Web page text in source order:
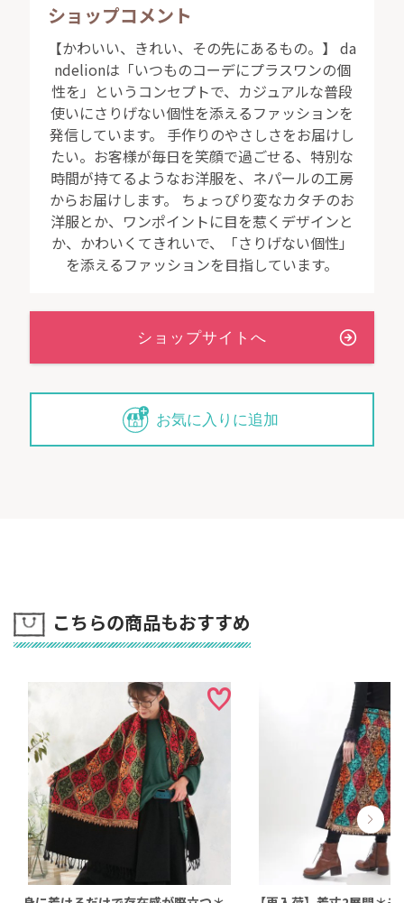
★dandelionのオリジナル作品は、ネパールの工房にて
手作りで一つ一つ丁寧に製作しています★
ショップコメント
【かわいい、きれい、その先にあるもの。】 da
ndelionは「いつものコーデにプラスワンの個
性を」というコンセプトで、カジュアルな普段
使いにさりげない個性を添えるファッションを
発信しています。 手作りのやさしさをお届けし
たい。お客様が毎日を笑顔で過ごせる、特別な
時間が持てるようなお洋服を、ネパールの工房
からお届けします。 ちょっぴり変なカタチのお
洋服とか、ワンポイントに目を惹くデザインと
か、かわいくてきれいで、「さりげない個性」
を添えるファッションを目指しています。
お気に入りに追加
こちらの商品もおすすめ